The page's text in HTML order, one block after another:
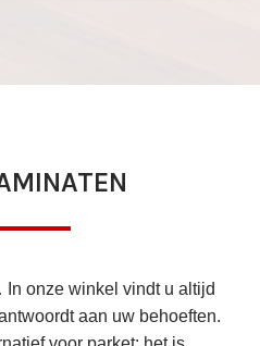
onze winkel vindt u altijd
aan uw behoeften.